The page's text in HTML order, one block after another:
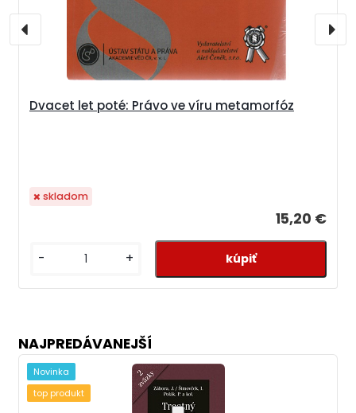
Dvacet let poté: Právo ve víru metamorfóz
15,20 €
skladom
- +
NAJPREDÁVANEJŠÍ
Novinka
top produkt